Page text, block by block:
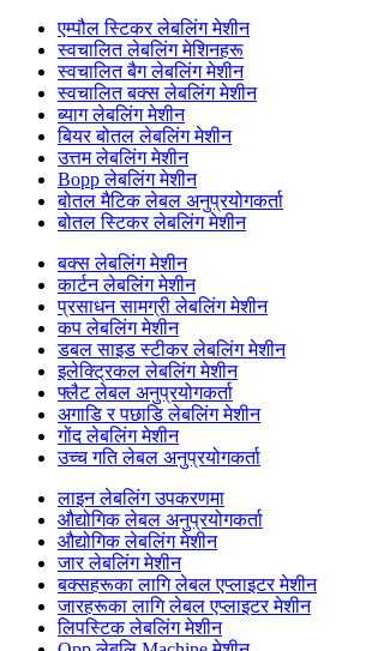
एम्पौल स्टिकर लेबलिंग मेशीन
स्वचालित लेबलिंग मेशिनहरू
स्वचालित बैग लेबलिंग मेशीन
स्वचालित बक्स लेबलिंग मेशीन
ब्याग लेबलिंग मेशीन
बियर बोतल लेबलिंग मेशीन
उत्तम लेबलिंग मेशीन
Bopp लेबलिंग मेशीन
बोतल मैटिक लेबल अनुप्रयोगकर्ता
बोतल स्टिकर लेबलिंग मेशीन
बक्स लेबलिंग मेशीन
कार्टन लेबलिंग मेशीन
प्रसाधन सामग्री लेबलिंग मेशीन
कप लेबलिंग मेशीन
डबल साइड स्टीकर लेबलिंग मेशीन
इलेक्ट्रिकल लेबलिंग मेशीन
फ्लैट लेबल अनुप्रयोगकर्ता
अगाडि र पछाडि लेबलिंग मेशीन
गोंद लेबलिंग मेशीन
उच्च गति लेबल अनुप्रयोगकर्ता
लाइन लेबलिंग उपकरणमा
औद्योगिक लेबल अनुप्रयोगकर्ता
औद्योगिक लेबलिंग मेशीन
जार लेबलिंग मेशीन
बक्सहरूका लागि लेबल एप्लाइटर मेशीन
जारहरूका लागि लेबल एप्लाइटर मेशीन
लिपस्टिक लेबलिंग मेशीन